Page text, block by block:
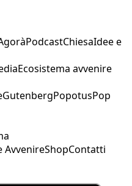
PodcastChiesaIdee e
Ecosistema avvenire
GutenbergPopotusPop
AvvenireShopContatti